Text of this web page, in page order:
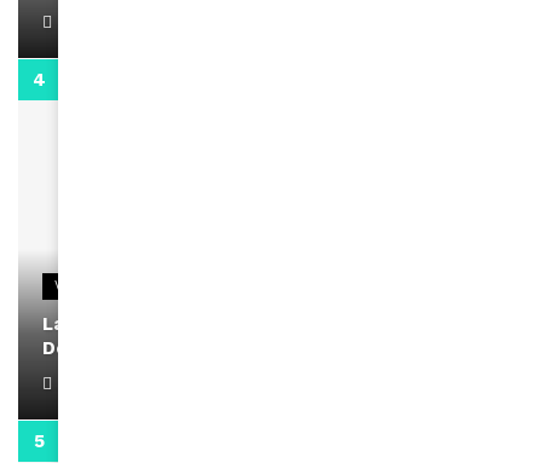
VIDEOS
La rubrique santé speciale coronavirus du
Docteur Makanda